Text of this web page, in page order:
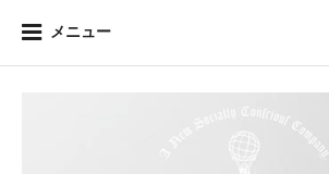
メニュー